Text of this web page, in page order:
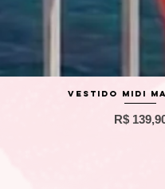
Visualização
Vestido Midi
Preço
R$